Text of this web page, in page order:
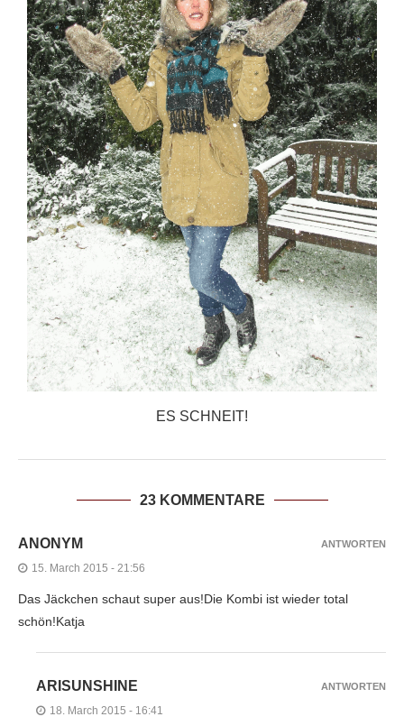
ES SCHNEIT!
23 KOMMENTARE
ANONYM
15. March 2015 - 21:56
Das Jäckchen schaut super aus!Die Kombi ist wieder total
schön!Katja
ANTWORTEN
ARISUNSHINE
18. March 2015 - 16:41
ANTWORTEN